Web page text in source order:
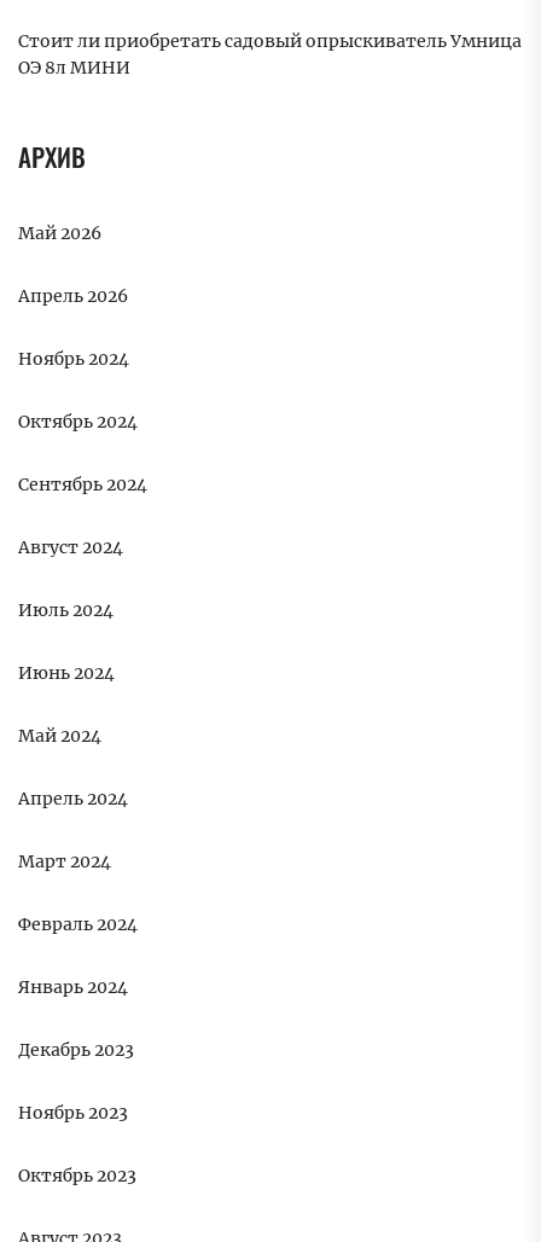
Стоит ли приобретать садовый опрыскиватель Умница
ОЭ 8л МИНИ
АРХИВ
Май 2026
Апрель 2026
Ноябрь 2024
Октябрь 2024
Сентябрь 2024
Август 2024
Июль 2024
Июнь 2024
Май 2024
Апрель 2024
Март 2024
Февраль 2024
Январь 2024
Декабрь 2023
Ноябрь 2023
Октябрь 2023